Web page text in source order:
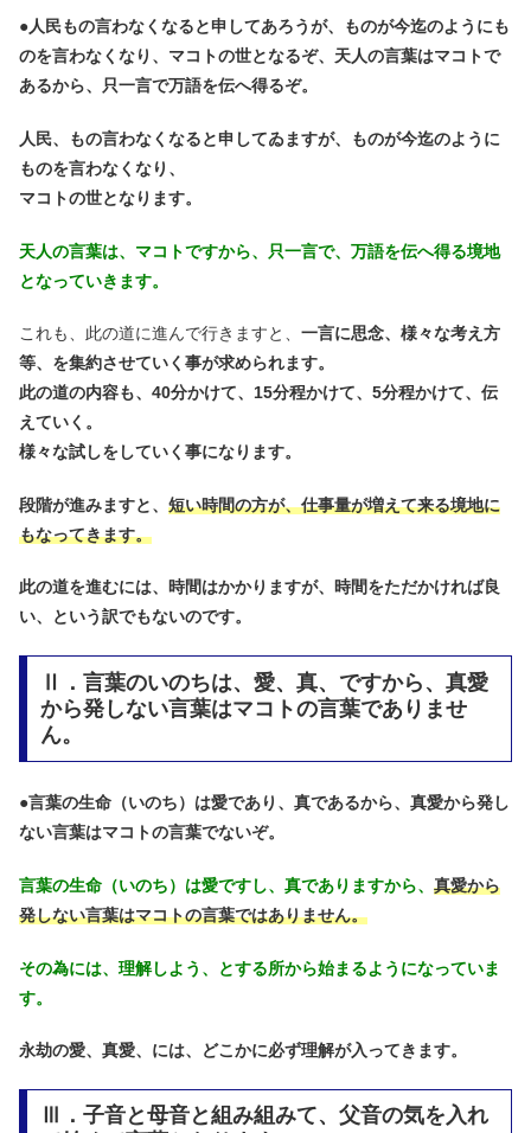
●人民もの言わなくなると申してあろうが、ものが今迄のようにも
のを言わなくなり、マコトの世となるぞ、天人の言葉はマコトで
あるから、只一言で万語を伝へ得るぞ。
人民、もの言わなくなると申してゐますが、ものが今迄のように
ものを言わなくなり、
マコトの世となります。
天人の言葉は、マコトですから、只一言で、万語を伝へ得る境地
となっていきます。
これも、此の道に進んで行きますと、 一言に思念、様々な考え方
等、を集約させていく事が求められます。
此の道の内容も、40分かけて、15分程かけて、5分程かけて、伝
えていく。
様々な試しをしていく事になります。
段階が進みますと、 短い時間の方が、仕事量が増えて来る境地に
もなってきます。
此の道を進むには、時間はかかりますが、時間をただかければ良
い、という訳でもないのです。
Ⅱ．言葉のいのちは、愛、真、ですから、真愛
から発しない言葉はマコトの言葉でありませ
ん。
●言葉の生命（いのち）は愛であり、真であるから、真愛から発し
ない言葉はマコトの言葉でないぞ。
言葉の生命（いのち）は愛ですし、真でありますから、 真愛から
発しない言葉はマコトの言葉ではありません。
その為には、理解しよう、とする所から始まるようになっていま
す。
永劫の愛、真愛、には、どこかに必ず理解が入ってきます。
Ⅲ．子音と母音と組み組みて、父音の気を入れ